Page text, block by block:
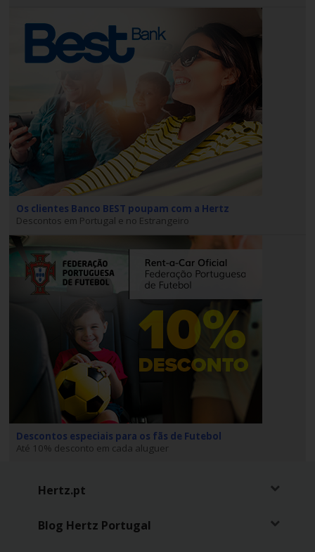
Campanhas
Lojas
Hertz
Gold+
Os clientes Banco BEST poupam com a Hertz
Descontos em Portugal e no Estrangeiro
Descontos especiais para os fãs de Futebol
Até 10% desconto em cada aluguer
Hertz.pt
Blog Hertz Portugal